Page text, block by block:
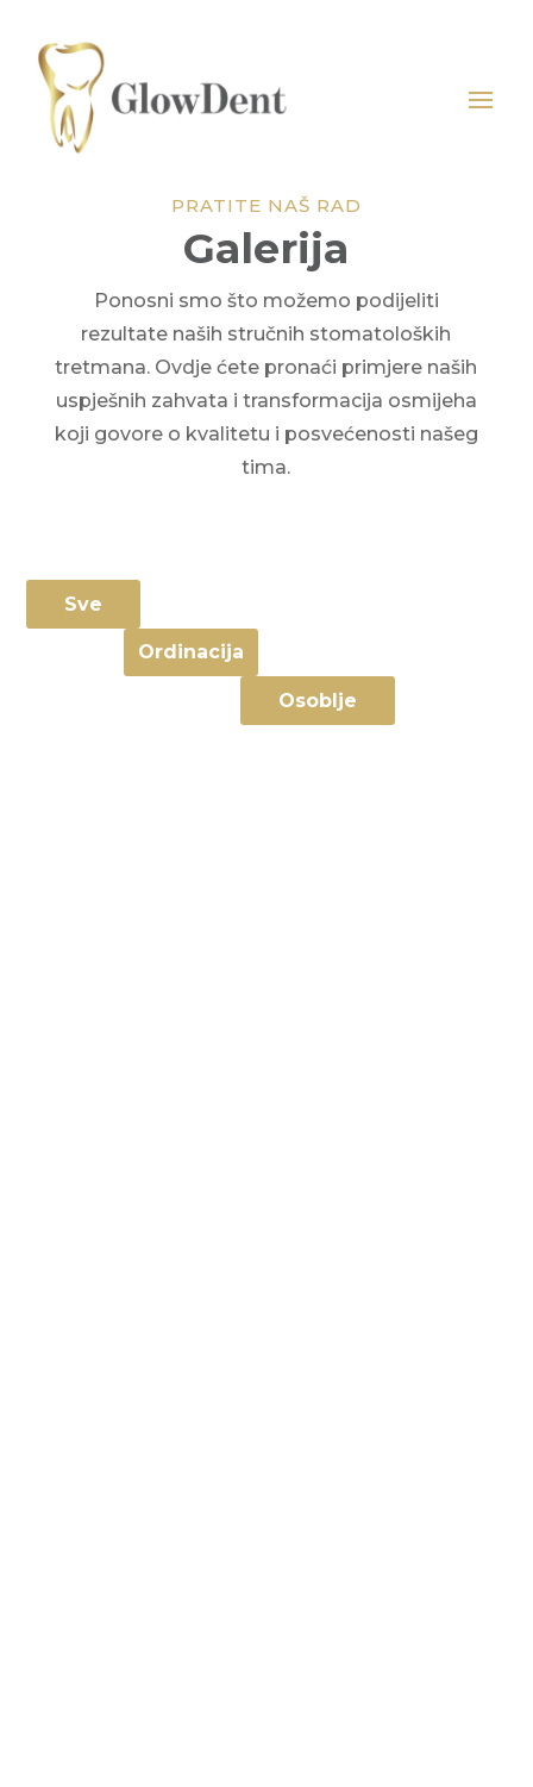
PRATITE NAŠ RAD
Galerija
Ponosni smo što možemo podijeliti
rezultate naših stručnih stomatoloških
tretmana. Ovdje ćete pronaći primjere naših
uspješnih zahvata i transformacija osmijeha
koji govore o kvalitetu i posvećenosti našeg
tima.
Sve
Ordinacija
Osoblje